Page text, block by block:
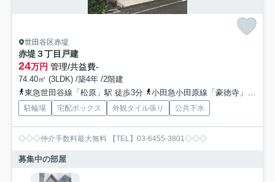
世田谷区赤堤
赤堤３丁目戸建
24万円 管理/共益費-
74.40㎡ (3LDK) /築4年 /2階建
東急世田谷線「松原」駅 徒歩3分
小田急小田原線「豪徳寺」駅 徒歩10分
駐輪場 宅配ボックス 外観タイル張り 公共下水
◇◇◇仲介手数料最大無料 【TEL】03-6455-3801◇◇◇
募集中の部屋